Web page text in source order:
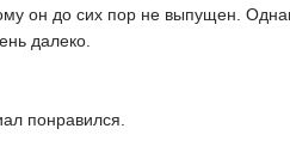
он до сих пор не выпущен.
далеко.
понравился.